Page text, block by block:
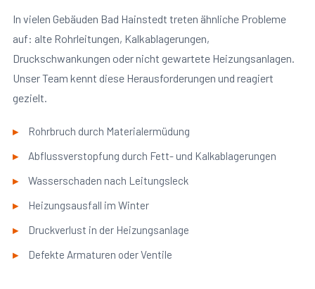
In vielen Gebäuden Bad Hainstedt treten ähnliche Probleme
auf: alte Rohrleitungen, Kalkablagerungen,
Druckschwankungen oder nicht gewartete Heizungsanlagen.
Unser Team kennt diese Herausforderungen und reagiert
gezielt.
Rohrbruch durch Materialermüdung
Abflussverstopfung durch Fett- und Kalkablagerungen
Wasserschaden nach Leitungsleck
Heizungsausfall im Winter
Druckverlust in der Heizungsanlage
Defekte Armaturen oder Ventile